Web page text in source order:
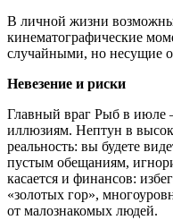
В личной жизни
кинематографические
случайными, но несущие
Невезение и риски
Главный враг Рыб в июле
иллюзиям. Нептун в
реальность: вы будете
пустым обещаниям,
касается и финансов:
«золотых гор»,
от малознакомых людей.